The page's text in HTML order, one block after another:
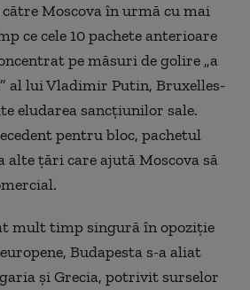
Moscova în urmă cu mai
ce cele 10 pachete anterioare
pe măsuri de golire „a
al lui Vladimir Putin, Bruxelles-
eludarea sancțiunilor sale.
pentru bloc, pachetul
alte țări care ajută Moscova să
mult timp singură în opoziție
Budapesta s-a aliat
și Grecia, potrivit surselor